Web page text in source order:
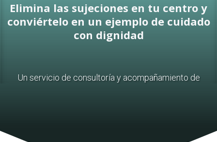
Elimina las sujeciones en tu centro y
conviértelo en un ejemplo de cuidado
con dignidad
Un servicio de consultoría y acompañamiento de